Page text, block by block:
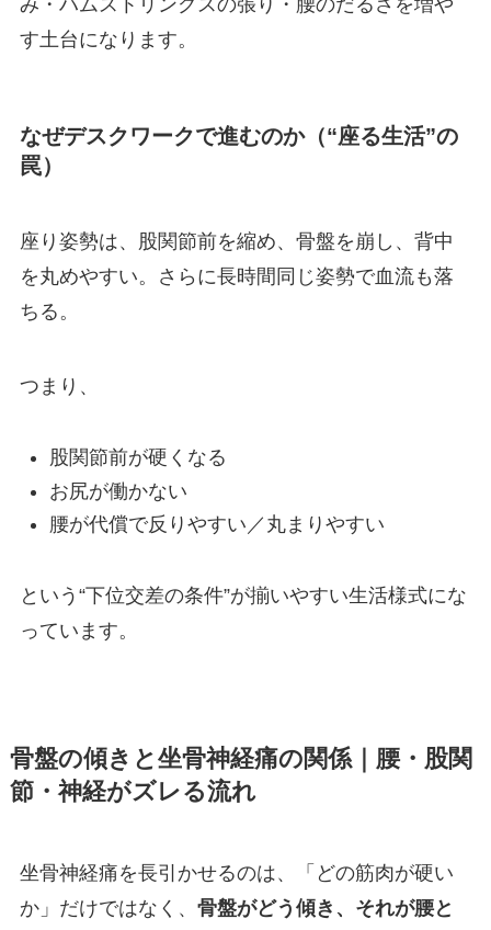
す土台になります。
なぜデスクワークで進むのか（“座る生活”の
罠）
座り姿勢は、股関節前を縮め、骨盤を崩し、背中
を丸めやすい。さらに長時間同じ姿勢で血流も落
ちる。
つまり、
股関節前が硬くなる
お尻が働かない
腰が代償で反りやすい／丸まりやすい
という“下位交差の条件”が揃いやすい生活様式にな
っています。
骨盤の傾きと坐骨神経痛の関係｜腰・股関
節・神経がズレる流れ
坐骨神経痛を長引かせるのは、「どの筋肉が硬い
か」だけではなく、 骨盤がどう傾き、それが腰と